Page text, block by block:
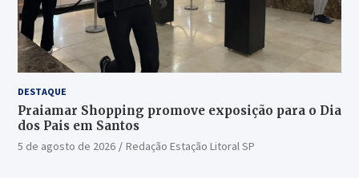
DESTAQUE
Praiamar Shopping promove exposição para o Dia
dos Pais em Santos
5 de agosto de 2026 Redação Estação Litoral SP